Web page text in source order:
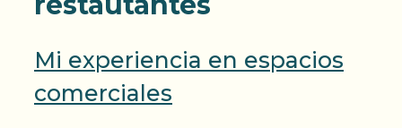
Mi experiencia en espacios
comerciales